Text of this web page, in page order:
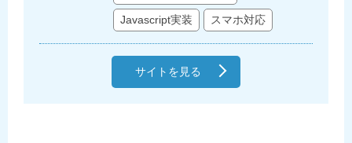
Javascript実装 スマホ対応
サイトを見る